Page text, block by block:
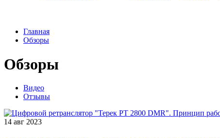
Главная
Обзоры
Обзоры
Видео
Отзывы
14 авг 2023